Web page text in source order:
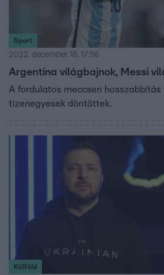
Sport
2022. december 18. 17:56
Argentína világbajnok, Messi
A fordulatos meccsen hosszabbítás
tizenegyesek döntöttek.
Külföld